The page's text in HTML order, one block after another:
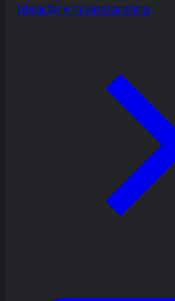
Ideação e brainstorming